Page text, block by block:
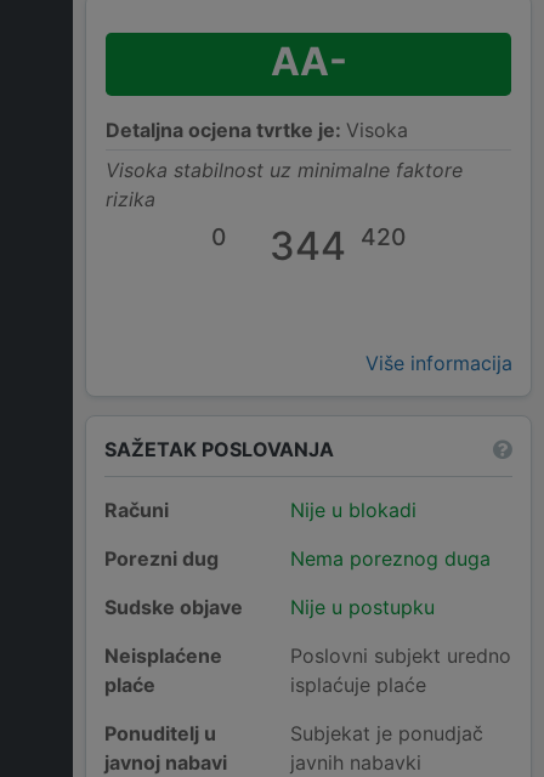
AA-
Detaljna ocjena tvrtke je: Visoka
Visoka stabilnost uz minimalne faktore
rizika
0 344 420
Više informacija
SAŽETAK POSLOVANJA
Računi
Nije u blokadi
Porezni dug
Nema poreznog duga
Sudske objave
Nije u postupku
Neisplaćene
plaće
Poslovni subjekt uredno
isplaćuje plaće
Ponuditelj u
javnoj nabavi
Subjekat je ponudjač
javnih nabavki